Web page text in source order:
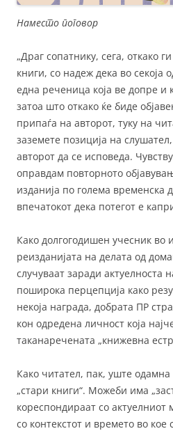
Наместо поговор
„Драг сопатнику, сега, откако
книги, со надеж дека во секоја
една реченица која ве допре и
затоа што откако ќе биде
припаѓа на авторот, туку на
заземете позиција на
авторот да се исповеда.
оправдам повторното
изданија по голема временска
впечатокот дека потегот е
Како долгогодишен учесник во
реизданијата на делата од
случуваат заради актуелноста
поширока перцепција како
некоја награда, добрата ПР
кон одредена личност која
таканаречената „книжевна
Како читател, пак, уште одамна
„стари книги“. Можеби има
кореспондираат со актуелниот
со контекстот и времето во